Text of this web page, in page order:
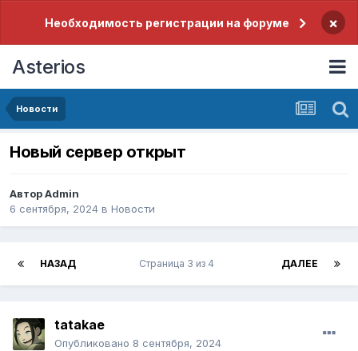
Необходимость регистрации на форуме ×
Asterios
Новости
Новый сервер открыт
АвторAdmin
6 сентября, 2024 в Новости
НАЗАД ДАЛЕЕ
Страница 3 из 4
tatakae
Опубликовано 8 сентября, 2024